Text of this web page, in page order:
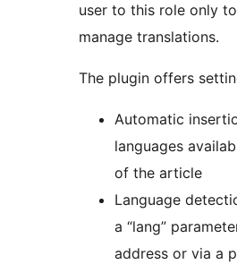
user to this role only
manage translations.
The plugin offers
Automatic
languages
of the article
Language
a “lang”
address or via a